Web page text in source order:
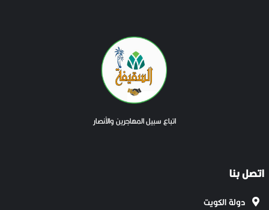
اتباع سبيل المهاجرين والأنصار
اتصل بنا
دولة الكويت